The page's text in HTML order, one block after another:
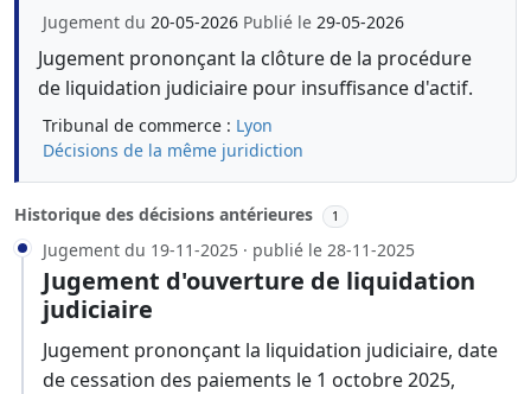
Jugement du 20-05-2026 Publié le 29-05-2026
Jugement prononçant la clôture de la procédure
de liquidation judiciaire pour insuffisance d'actif.
Tribunal de commerce : Lyon
Décisions de la même juridiction
Historique des décisions antérieures 1
Jugement du 19-11-2025 · publié le 28-11-2025
Jugement d'ouverture de liquidation
judiciaire
Jugement prononçant la liquidation judiciaire, date
de cessation des paiements le 1 octobre 2025,